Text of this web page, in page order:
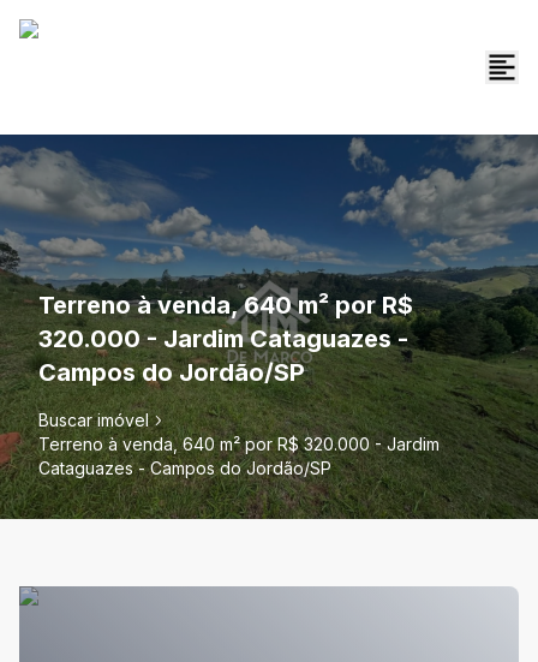
Terreno à venda, 640 m² por R$
320.000 - Jardim Cataguazes -
Campos do Jordão/SP
Buscar imóvel
Terreno à venda, 640 m² por R$ 320.000 - Jardim
Cataguazes - Campos do Jordão/SP